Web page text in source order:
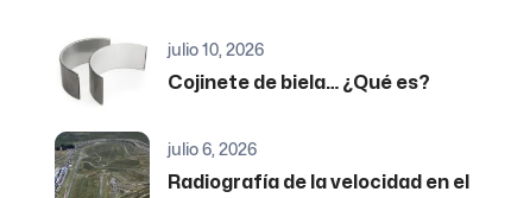
julio 10, 2026
Cojinete de biela… ¿Qué es?
julio 6, 2026
Radiografía de la velocidad en el